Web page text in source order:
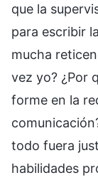
que la
para escribir
mucha
vez yo? ¿Por
forme en la
todo fuera
habilidades